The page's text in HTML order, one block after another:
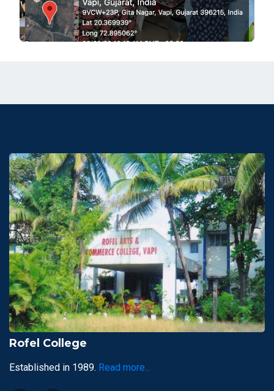
Rofel College
Established in 1989. Read more...